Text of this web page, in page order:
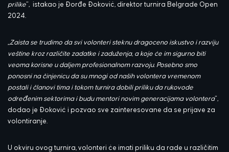
prilike“, istakao je Đorđe Đoković, direktor turnira Belgrade Open
2024.
,,Zaista se trudimo da svi volonteri steknu dragoceno iskustvo i razviju
veštine kroz različite zadatke i zaduženja, a koje će im sigurno biti
veoma korisne u daljem profesionalnom razvoju. Posebno smo
ponosni na činjenicu da su mnogi od naših volontera vremenom
postali i članovi tima i tokom turnira dobili priliku da rukovode
određenim sektorima i budu mentori novim generacijama volontera“,
dodao je Đoković i pozvao sve zainteresovane da se prijave za
volontiranje.
U okviru ovog turnira, volonteri će imati priliku da rade u različitim